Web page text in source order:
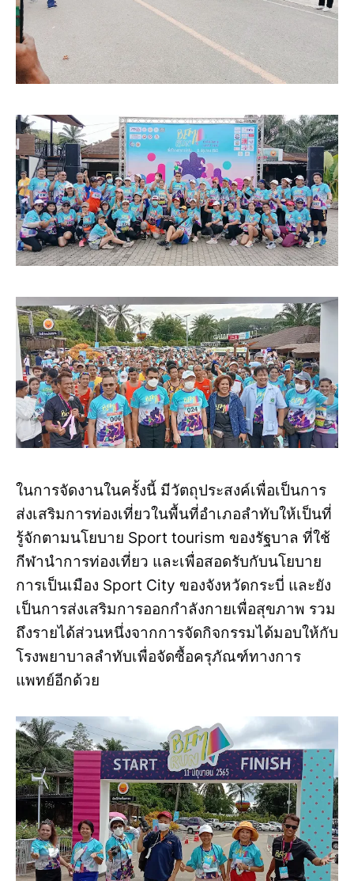
ในการจัดงานในครั้งนี้ มีวัตถุประสงค์เพื่อเป็นการ
ส่งเสริมการท่องเที่ยวในพื้นที่อำเภอลำทับให้เป็นที่
รู้จักตามนโยบาย Sport tourism ของรัฐบาล ที่ใช้
กีฬานำการท่องเที่ยว และเพื่อสอดรับกับนโยบาย
การเป็นเมือง Sport City ของจังหวัดกระบี่ และยัง
เป็นการส่งเสริมการออกกำลังกายเพื่อสุขภาพ รวม
ถึงรายได้ส่วนหนึ่งจากการจัดกิจกรรมได้มอบให้กับ
โรงพยาบาลลำทับเพื่อจัดซื้อครุภัณฑ์ทางการ
แพทย์อีกด้วย